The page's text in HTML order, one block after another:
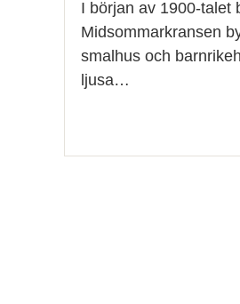
I början av 1900-talet
Midsommarkransen
smalhus och
ljusa…